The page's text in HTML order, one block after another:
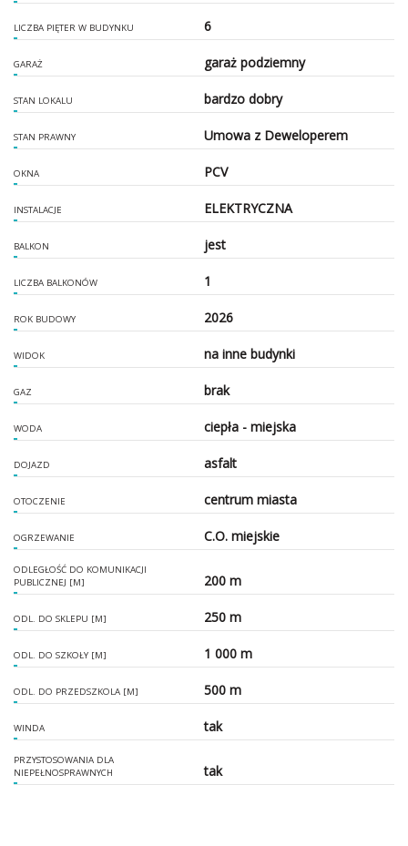
LICZBA PIĘTER W BUDYNKU 6
GARAŻ garaż podziemny
STAN LOKALU bardzo dobry
STAN PRAWNY Umowa z Deweloperem
OKNA PCV
INSTALACJE ELEKTRYCZNA
BALKON jest
LICZBA BALKONÓW 1
ROK BUDOWY 2026
WIDOK na inne budynki
GAZ brak
WODA ciepła - miejska
DOJAZD asfalt
OTOCZENIE centrum miasta
OGRZEWANIE C.O. miejskie
ODLEGŁOŚĆ DO KOMUNIKACJI
PUBLICZNEJ [M]
200 m
ODL. DO SKLEPU [M] 250 m
ODL. DO SZKOŁY [M] 1 000 m
ODL. DO PRZEDSZKOLA [M] 500 m
WINDA tak
PRZYSTOSOWANIA DLA
NIEPEŁNOSPRAWNYCH
tak